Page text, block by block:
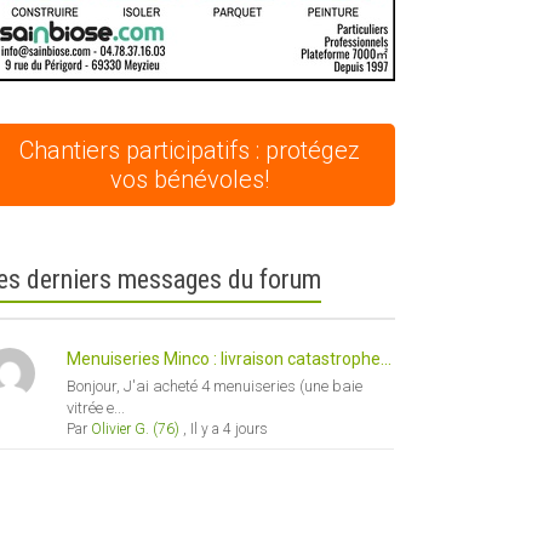
Chantiers participatifs : protégez
vos bénévoles!
derniers messages du forum
Menuiseries Minco : livraison catastrophe...
Bonjour, J'ai acheté 4 menuiseries (une baie
vitrée e...
Par Olivier G. (76) Il y a 4 jours